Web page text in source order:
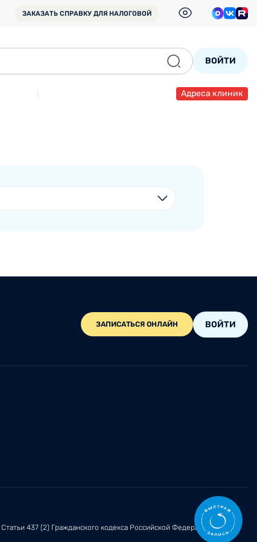
ЗАКАЗАТЬ СПРАВКУ ДЛЯ НАЛОГОВОЙ
ВОЙТИ
Адреса клиник
ЗАПИСАТЬСЯ ОНЛАЙН ВОЙТИ
Статьи 437 (2) Гражданского кодекса Российской Федерации.